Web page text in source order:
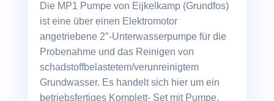
Die MP1 Pumpe von Eijkelkamp (Grundfos)
ist eine über einen Elektromotor
angetriebene 2″-Unterwasserpumpe für die
Probenahme und das Reinigen von
schadstoffbelastetem/verunreinigtem
Grundwasser. Es handelt sich hier um ein
betriebsfertiges Komplett- Set mit Pumpe,